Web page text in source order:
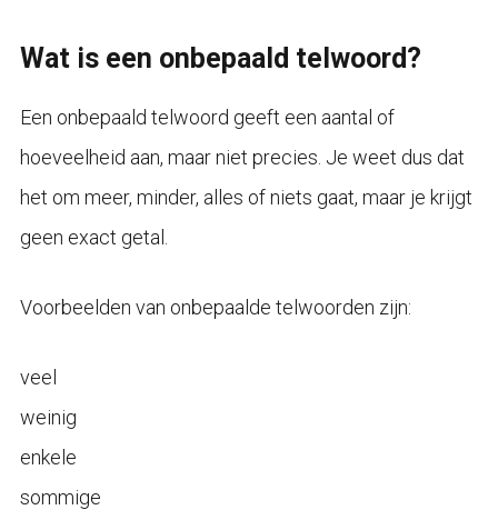
Wat is een onbepaald telwoord?
Een onbepaald telwoord geeft een aantal of
hoeveelheid aan, maar niet precies. Je weet dus dat
het om meer, minder, alles of niets gaat, maar je krijgt
geen exact getal.
Voorbeelden van onbepaalde telwoorden zijn:
veel
weinig
enkele
sommige